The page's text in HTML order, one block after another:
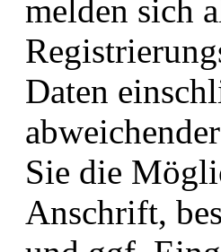
melden sich
Daten
Sie die
Anschrift,